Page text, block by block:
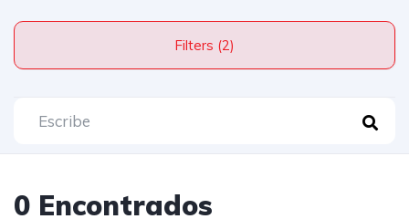
Filters (2)
0 Encontrados